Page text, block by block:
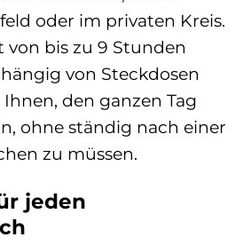
oder im privaten Kreis.
von bis zu 9 Stunden
von Steckdosen
den ganzen Tag
ohne ständig nach einer
zu müssen.
jeden